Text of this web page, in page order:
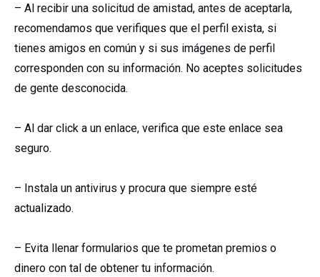
– Al recibir una solicitud de amistad, antes de aceptarla,
recomendamos que verifiques que el perfil exista, si
tienes amigos en común y si sus imágenes de perfil
corresponden con su información. No aceptes solicitudes
de gente desconocida.
– Al dar click a un enlace, verifica que este enlace sea
seguro.
– Instala un antivirus y procura que siempre esté
actualizado.
– Evita llenar formularios que te prometan premios o
dinero con tal de obtener tu información.